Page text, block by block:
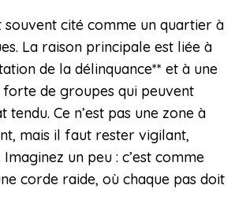
souvent cité comme un quartier à
La raison principale est liée à
de la délinquance** et à une
forte de groupes qui peuvent
Ce n’est pas une zone à
mais il faut rester vigilant,
un peu : c’est comme
corde raide, où chaque pas doit